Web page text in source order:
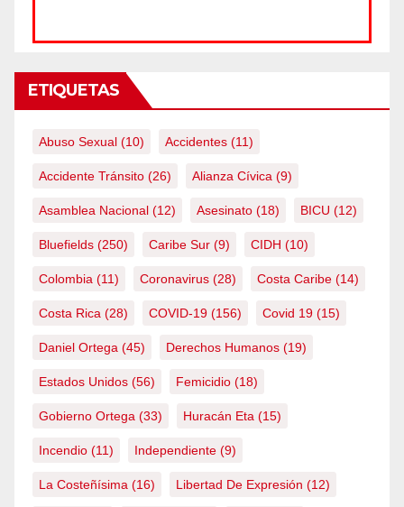
ETIQUETAS
Abuso Sexual (10) Accidentes (11)
Accidente Tránsito (26) Alianza Cívica (9)
Asamblea Nacional (12) Asesinato (18) BICU (12)
Bluefields (250) Caribe Sur (9) CIDH (10)
Colombia (11) Coronavirus (28) Costa Caribe (14)
Costa Rica (28) COVID-19 (156) Covid 19 (15)
Daniel Ortega (45) Derechos Humanos (19)
Estados Unidos (56) Femicidio (18)
Gobierno Ortega (33) Huracán Eta (15)
Incendio (11) Independiente (9)
La Costeñísima (16) Libertad De Expresión (12)